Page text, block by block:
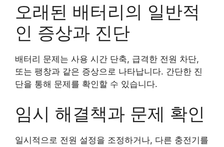
오래된 배터리의 일반적
인 증상과 진단
배터리 문제는 사용 시간 단축, 급격한 전원 차단,
또는 팽창과 같은 증상으로 나타납니다. 간단한 진
단을 통해 문제를 확인할 수 있습니다.
임시 해결책과 문제 확인
일시적으로 전원 설정을 조정하거나, 다른 충전기를